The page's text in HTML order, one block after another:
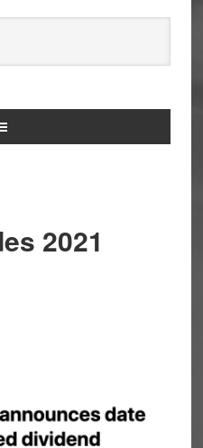
2021